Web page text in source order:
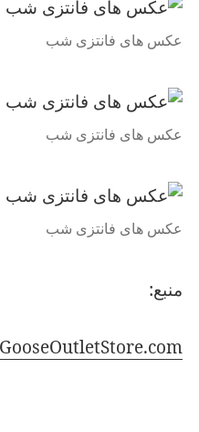
عکس های فانتزی شب
عکس های فانتزی شب
عکس های فانتزی شب
منبع: